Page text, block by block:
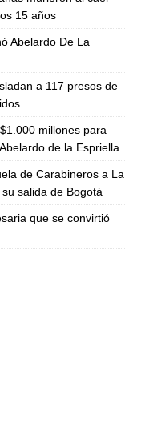
15 años
Abelardo De La
a 117 presos de
millones para
de la Espriella
de Carabineros a La
salida de Bogotá
que se convirtió